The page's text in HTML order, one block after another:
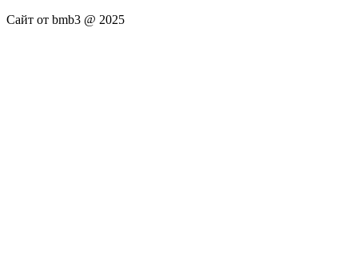
Сайт от bmb3 @ 2025